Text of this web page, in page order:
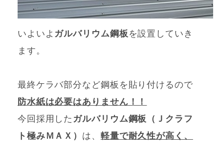
いよいよ ガルバリウム鋼板 を設置していき
ます。
最終ケラバ部分など鋼板を貼り付けるので
防水紙は必要はありません！！
今回採用した ガルバリウム鋼板（Ｊクラフ
ト極みＭＡＸ） は、 軽量で耐久性が高く、